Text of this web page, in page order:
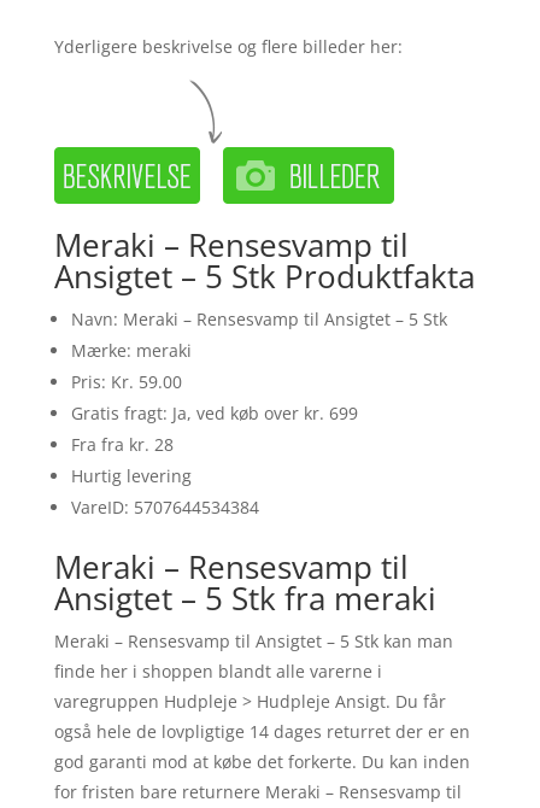
Yderligere beskrivelse og flere billeder her:
Meraki – Rensesvamp til
Ansigtet – 5 Stk Produktfakta
Navn: Meraki – Rensesvamp til Ansigtet – 5 Stk
Mærke: meraki
Pris: Kr. 59.00
Gratis fragt: Ja, ved køb over kr. 699
Fra fra kr. 28
Hurtig levering
VareID: 5707644534384
Meraki – Rensesvamp til
Ansigtet – 5 Stk fra meraki
Meraki – Rensesvamp til Ansigtet – 5 Stk kan man
finde her i shoppen blandt alle varerne i
varegruppen Hudpleje > Hudpleje Ansigt. Du får
også hele de lovpligtige 14 dages returret der er en
god garanti mod at købe det forkerte. Du kan inden
for fristen bare returnere Meraki – Rensesvamp til